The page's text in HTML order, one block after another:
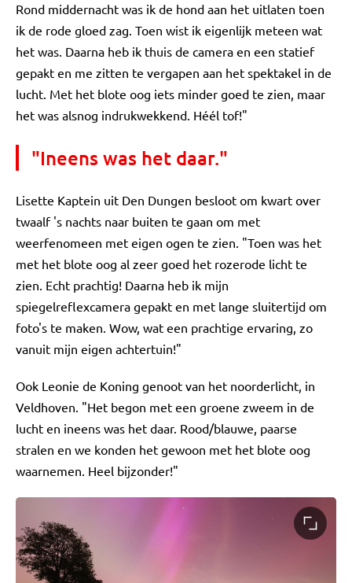
Rond middernacht was ik de hond aan het uitlaten toen
ik de rode gloed zag. Toen wist ik eigenlijk meteen wat
het was. Daarna heb ik thuis de camera en een statief
gepakt en me zitten te vergapen aan het spektakel in de
lucht. Met het blote oog iets minder goed te zien, maar
het was alsnog indrukwekkend. Héél tof!"
"Ineens was het daar."
Lisette Kaptein uit Den Dungen besloot om kwart over
twaalf 's nachts naar buiten te gaan om met
weerfenomeen met eigen ogen te zien. "Toen was het
met het blote oog al zeer goed het rozerode licht te
zien. Echt prachtig! Daarna heb ik mijn
spiegelreflexcamera gepakt en met lange sluitertijd om
foto's te maken. Wow, wat een prachtige ervaring, zo
vanuit mijn eigen achtertuin!"
Ook Leonie de Koning genoot van het noorderlicht, in
Veldhoven. "Het begon met een groene zweem in de
lucht en ineens was het daar. Rood/blauwe, paarse
stralen en we konden het gewoon met het blote oog
waarnemen. Heel bijzonder!"